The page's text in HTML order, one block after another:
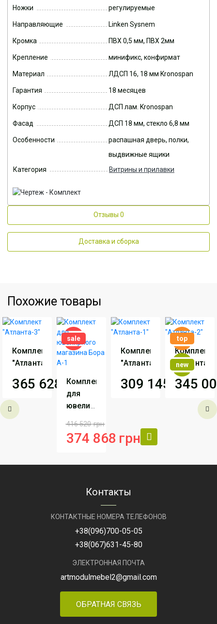
Ножки регулируемые
Направляющие Linken Sysnem
Кромка ПВХ 0,5 мм, ПВХ 2мм
Крепление минификс, конфирмат
Материал ЛДСП 16, 18 мм Kronospan
Гарантия 18 месяцев
Корпус ДСП лам. Kronospan
Фасад ДСП 18 мм, стекло 6,8 мм
Особенности
распашная дверь, полки,
выдвижные ящики
Категория
Витрины и прилавки
Отзывы 0
Доставка и сборка
Похожие товары
Комплект
"Атланта-3"
365 628 грн
ПроизводительАртМодуль
Комплект
Атланта-3
sale
Комплект
для
ювелирного
А-1
416 520 грн
374 868 грн
Групп
Общий
размерм2
Назначениеювелирный
часов, люкс
бижутерия,
парфюмерия.
Бора
Комплект
"Атланта-1"
309 145 грн
АртМодуль
Артикул
top
new
Комплект
"Атланта-
345
Контакты
КОНТАКТНЫЕ НОМЕРА ТЕЛЕФОНОВ
+38(096)700-05-05
+38(067)631-45-80
ЭЛЕКТРОННАЯ ПОЧТА
artmodulmebel2@gmail.com
ОБРАТНАЯ СВЯЗЬ